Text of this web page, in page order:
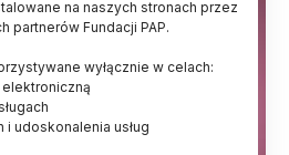
na naszych stronach przez
partnerów Fundacji PAP.
wyłącznie w celach:
elektroniczną
udoskonalenia usług